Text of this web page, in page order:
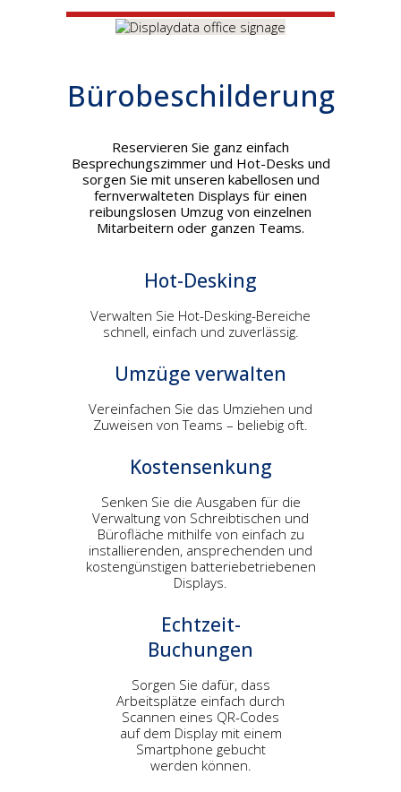
Bürobeschilderung
Reservieren Sie ganz einfach
Besprechungszimmer und Hot-Desks und
sorgen Sie mit unseren kabellosen und
fernverwalteten Displays für einen
reibungslosen Umzug von einzelnen
Mitarbeitern oder ganzen Teams.
Hot-Desking
Verwalten Sie Hot-Desking-Bereiche
schnell, einfach und zuverlässig.
Umzüge verwalten
Vereinfachen Sie das Umziehen und
Zuweisen von Teams – beliebig oft.
Kostensenkung
Senken Sie die Ausgaben für die
Verwaltung von Schreibtischen und
Bürofläche mithilfe von einfach zu
installierenden, ansprechenden und
kostengünstigen batteriebetriebenen
Displays.
Echtzeit-
Buchungen
Sorgen Sie dafür, dass
Arbeitsplätze einfach durch
Scannen eines QR-Codes
auf dem Display mit einem
Smartphone gebucht
werden können.